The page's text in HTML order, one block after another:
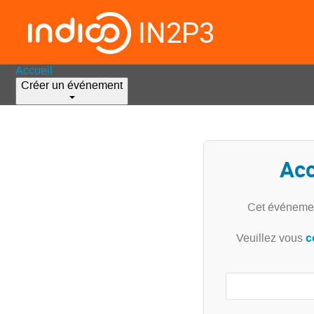
IN2P3
Accueil
Créer un événement
Cet
Veuillez vous